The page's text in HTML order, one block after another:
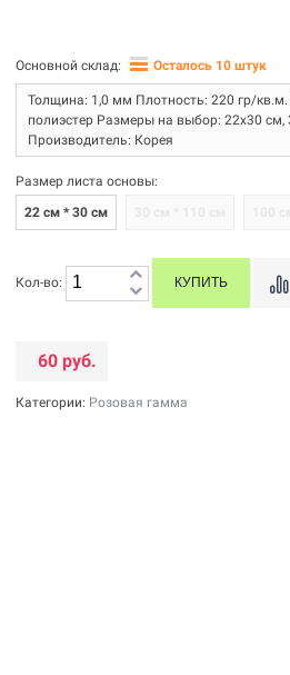
Основной склад: Осталось 10 штук
Толщина: 1,0 мм Плотность: 220 гр/кв.м.
полиэстер Размеры на выбор: 22х30 см,
Производитель: Корея
Размер листа основы:
22 см * 30 см
Кол-во:
60 руб.
Категории: Розовая гамма